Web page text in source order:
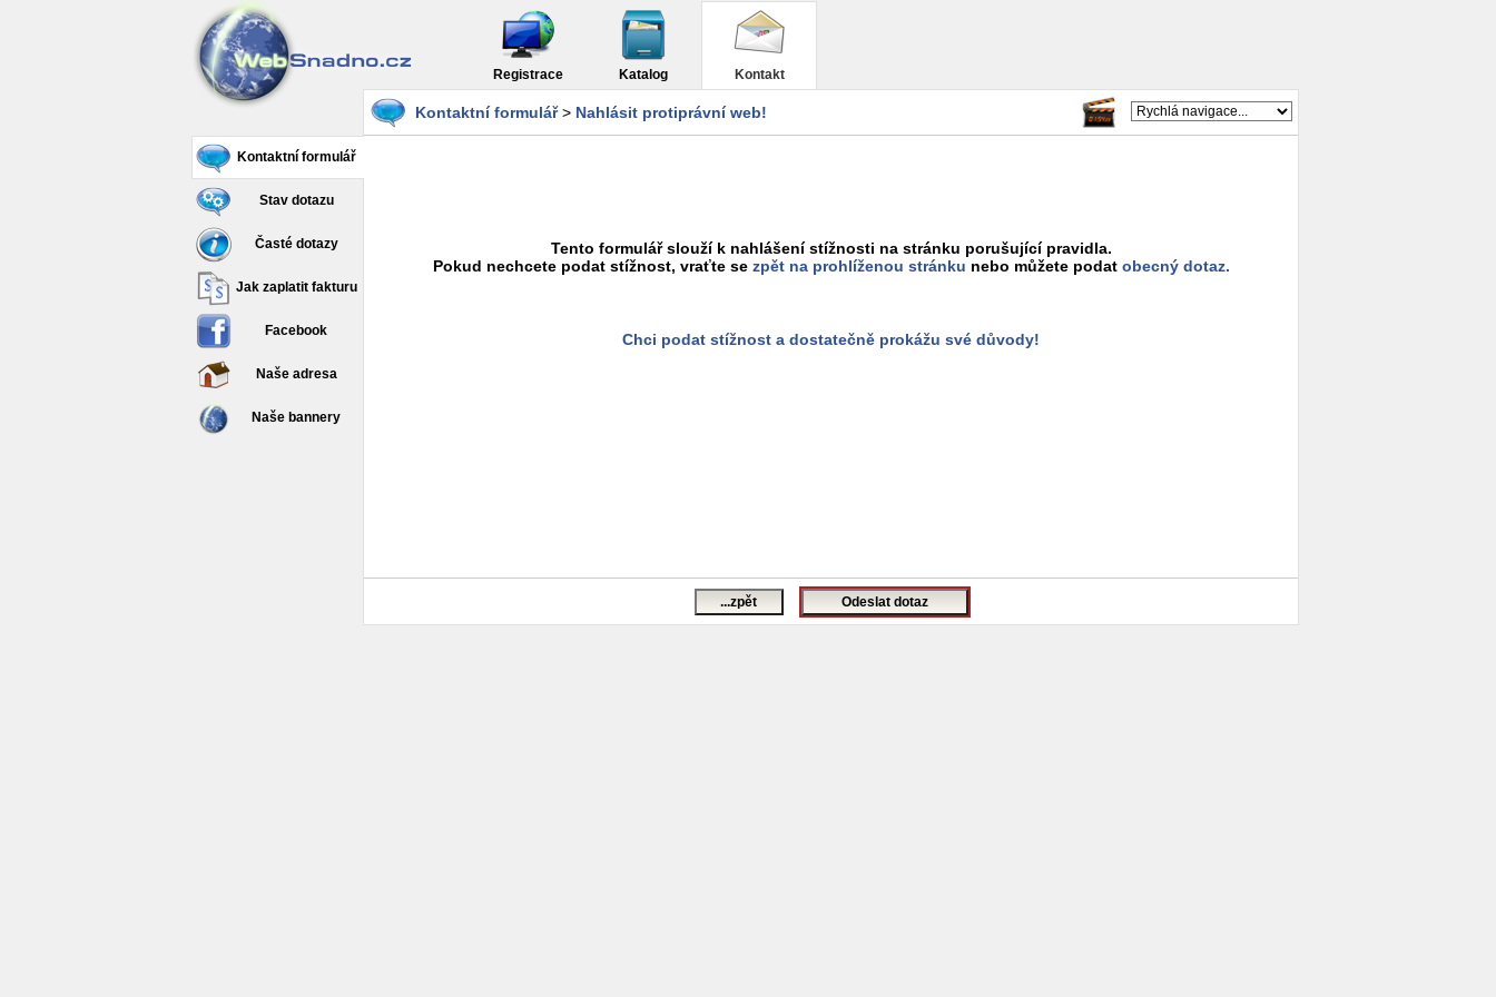
Registrace Katalog Kontakt
Kontaktní formulář
Stav dotazu
Časté dotazy
Jak zaplatit fakturu
Facebook
Naše adresa
Naše bannery
Kontaktní formulář> Nahlásit protiprávní web!
Tento formulář slouží k nahlášení stížnosti na stránku porušující pravidla.
Pokud nechcete podat stížnost, vraťte se zpět na prohlíženou stránku nebo můžete podat obecný dotaz.
Chci podat stížnost a dostatečně prokážu své důvody!